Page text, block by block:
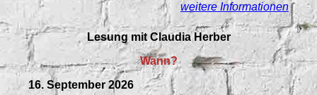
weitere Informationen
Lesung mit Claudia Herber
Wann?
16. September 2026